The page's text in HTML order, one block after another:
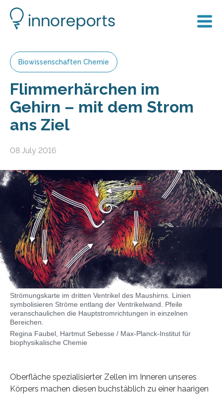
Biowissenschaften Chemie
Flimmerhärchen im
Gehirn – mit dem Strom
ans Ziel
08 July 2016
Strömungskarte im dritten Ventrikel des Maushirns. Linien
symbolisieren Ströme entlang der Ventrikelwand. Pfeile
veranschaulichen die Hauptstromrichtungen in einzelnen
Bereichen.
Regina Faubel, Hartmut Sebesse / Max-Planck-Institut für
biophysikalische Chemie
Oberfläche spezialisierter Zellen im Inneren unseres
Körpers machen diesen buchstäblich zu einer haarigen